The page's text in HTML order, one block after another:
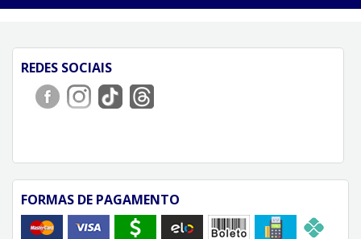
REDES SOCIAIS
FORMAS DE PAGAMENTO